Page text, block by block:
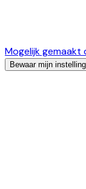
Mogelijk
Bewaar mijn